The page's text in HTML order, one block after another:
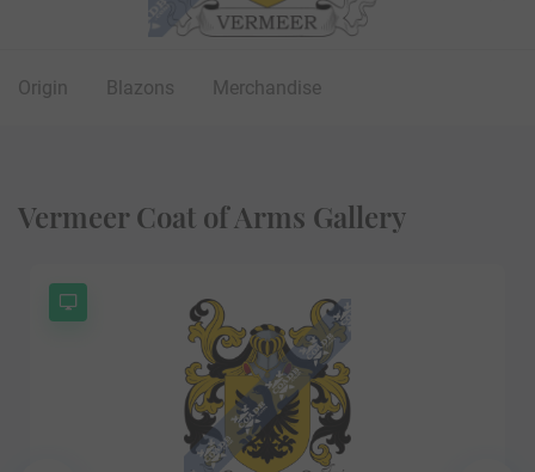
Origin Blazons Merchandise
Vermeer Coat of Arms Gallery